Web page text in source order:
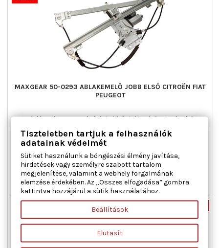
MAXGEAR 50-0293 ABLAKEMELŐ JOBB ELSŐ CITROËN FIAT
PEUGEOT
Ajtók száma : 5, Beépítési oldal : jobb első, Kiegészítő
cikk/kiegészítő info : Villanymotor nélkül, Kiegészítő
cikk/kiegészítő info : Villanymotorral, Működési mód :
elektromos, Páros cikkszám : 350103731000
Ár
49 141 FtNormál
ár
65 521 Ft
 Kosárba Bővebben
Raktáron
Tiszteletben tartjuk a felhasználók
adatainak védelmét
Sütiket használunk a böngészési élmény javítása,
hirdetések vagy személyre szabott tartalom
megjelenítése, valamint a webhely forgalmának
elemzése érdekében. Az „Összes elfogadása” gombra
kattintva hozzájárul a sütik használatához.
Beállítások
Elutasít